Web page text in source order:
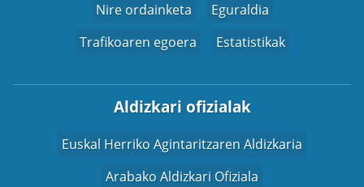
Nire ordainketa
Eguraldia
Trafikoaren egoera
Estatistikak
Aldizkari ofizialak
Euskal Herriko Agintaritzaren Aldizkaria
Arabako Aldizkari Ofiziala